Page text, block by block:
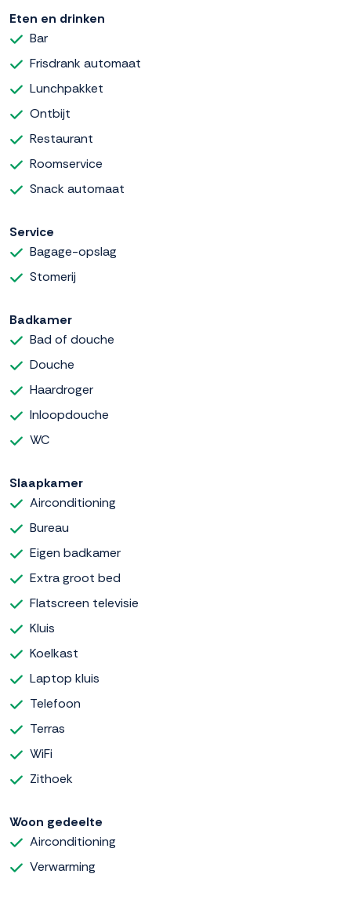
Eten en drinken
Bar
Frisdrank automaat
Lunchpakket
Ontbijt
Restaurant
Roomservice
Snack automaat
Service
Bagage-opslag
Stomerij
Badkamer
Bad of douche
Douche
Haardroger
Inloopdouche
WC
Slaapkamer
Airconditioning
Bureau
Eigen badkamer
Extra groot bed
Flatscreen televisie
Kluis
Koelkast
Laptop kluis
Telefoon
Terras
WiFi
Zithoek
Woon gedeelte
Airconditioning
Verwarming